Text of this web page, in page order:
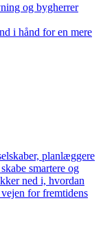
og bygherrer
i hånd for en mere
planlæggere
smartere og
ned i, hvordan
for fremtidens